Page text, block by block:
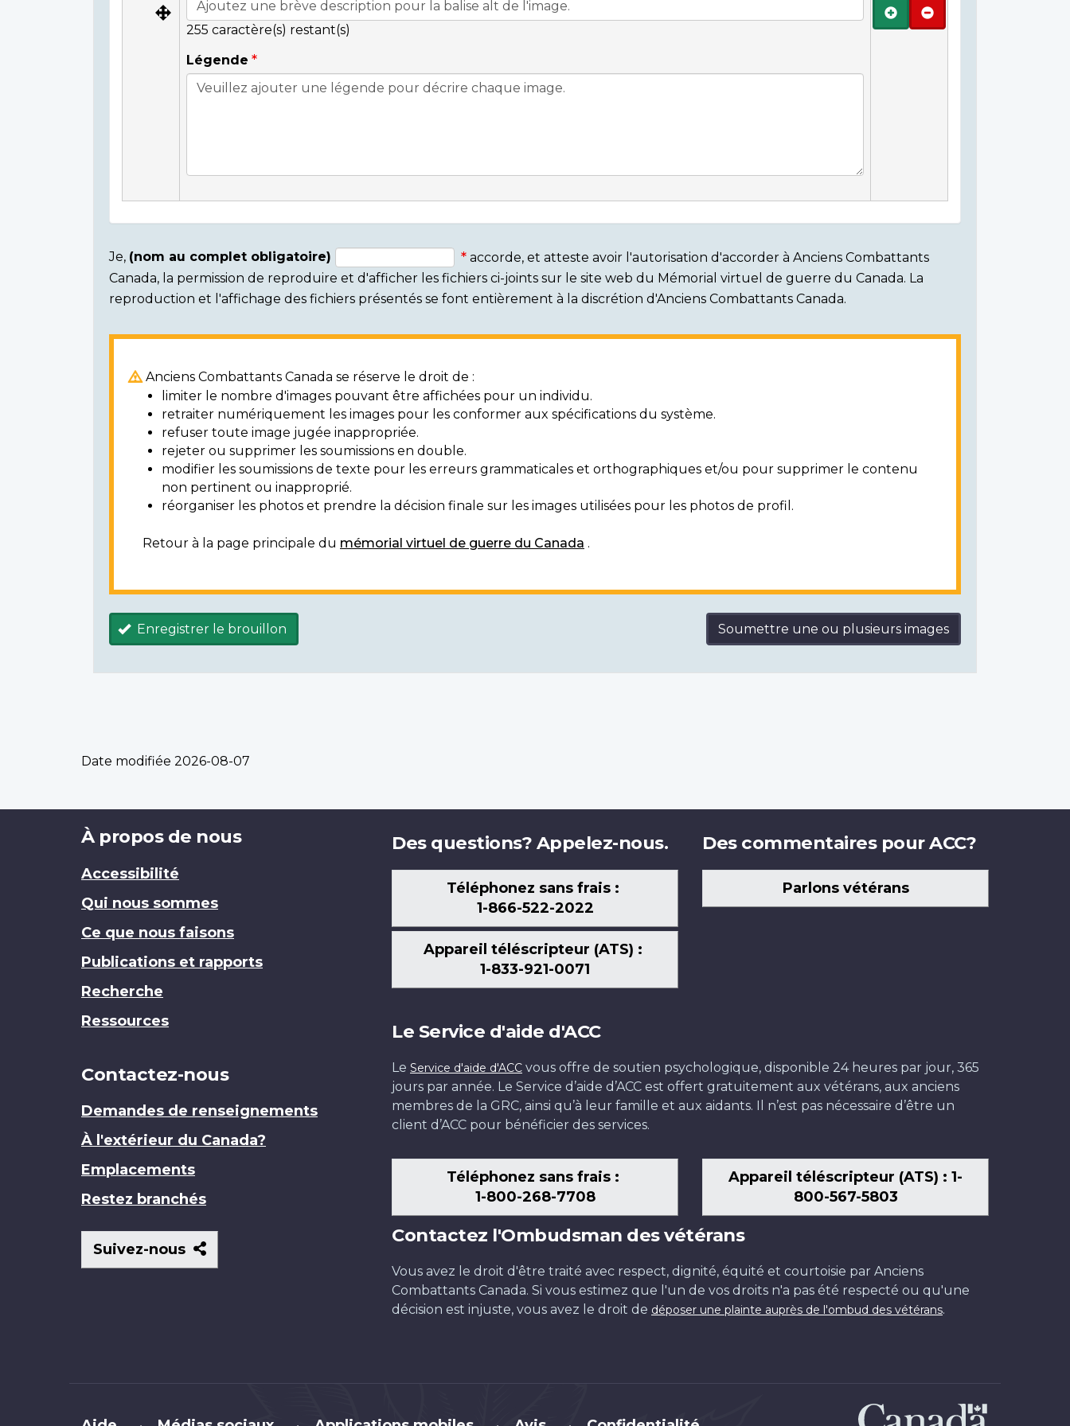
255 caractère(s) restant(s)
Légende
AjouterRetirer
Consent
section
Je, (nom au complet obligatoire)
accorde, et atteste avoir l'autorisation d'accorder à Anciens Combattants
Canada, la permission de reproduire et d'afficher les fichiers ci-joints sur le site web du Mémorial virtuel de guerre du Canada. La
reproduction et l'affichage des fichiers présentés se font entièrement à la discrétion d'Anciens Combattants Canada.
Anciens Combattants Canada se réserve le droit de :
limiter le nombre d'images pouvant être affichées pour un individu.
retraiter numériquement les images pour les conformer aux spécifications du système.
refuser toute image jugée inappropriée.
rejeter ou supprimer les soumissions en double.
modifier les soumissions de texte pour les erreurs grammaticales et orthographiques et/ou pour supprimer le contenu
non pertinent ou inapproprié.
réorganiser les photos et prendre la décision finale sur les images utilisées pour les photos de profil.
Retour à la page principale du mémorial virtuel de guerre du Canada .
Enregistrer le brouillon Soumettre une ou plusieurs images
Date modifiée 2026-08-07
Brand
À propos de nous
Accessibilité
Qui nous sommes
Ce que nous faisons
Publications et rapports
Recherche
Ressources
Contactez-nous
Demandes de renseignements
À l'extérieur du Canada?
Emplacements
Restez branchés
Suivez-nous
Suivez-
nous
Des questions? Appelez-nous.
Téléphonez sans frais :
1-866-522-2022
Appareil téléscripteur (ATS) :
1-833-921-0071
Des commentaires pour ACC?
Parlons vétérans
Le Service d'aide d'ACC
Le Service d'aide d'ACC vous offre de soutien psychologique, disponible 24 heures par jour, 365
jours par année. Le Service d’aide d’ACC est offert gratuitement aux vétérans, aux anciens
membres de la GRC, ainsi qu’à leur famille et aux aidants. Il n’est pas nécessaire d’être un
client d’ACC pour bénéficier des services.
Téléphonez sans frais :
1-800-268-7708
Appareil téléscripteur (ATS) : 1-
800-567-5803
Contactez l'Ombudsman des vétérans
Vous avez le droit d'être traité avec respect, dignité, équité et courtoisie par Anciens
Combattants Canada. Si vous estimez que l'un de vos droits n'a pas été respecté ou qu'une
décision est injuste, vous avez le droit de déposer une plainte auprès de l'ombud des vétérans.
Brand